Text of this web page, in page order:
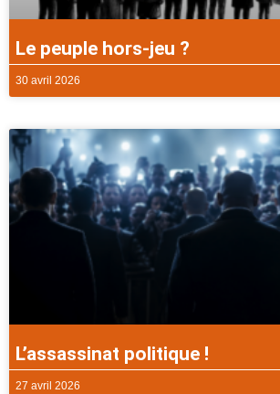
Le peuple hors-jeu ?
30 avril 2026
L’assassinat politique !
27 avril 2026